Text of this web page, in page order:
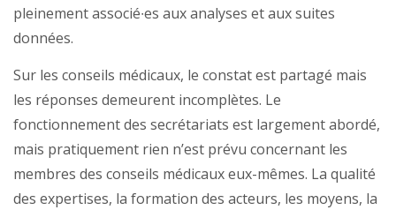
pleinement associé∙es aux analyses et aux suites
données.
Sur les conseils médicaux, le constat est partagé mais
les réponses demeurent incomplètes. Le
fonctionnement des secrétariats est largement abordé,
mais pratiquement rien n’est prévu concernant les
membres des conseils médicaux eux-mêmes. La qualité
des expertises, la formation des acteurs, les moyens, la